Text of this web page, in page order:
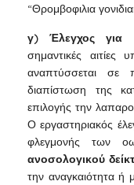
“Θρομβοφιλια
γ) Έλεγχος για
σημαντικές αιτίες
αναπτύσσεται
διαπίστωση της
επιλογής την
Ο εργαστηριακός
φλεγμονής των
ανοσολογικού
την αναγκαιότητα ή